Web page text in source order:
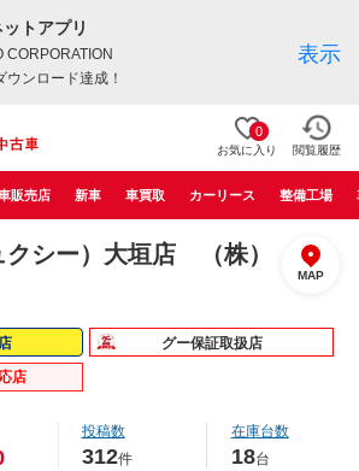
トアプリ
CORPORATION
ウンロード達成！
表示
0
お気に入り 閲覧履歴
販売店 新車 車買取 カーリース 整備工場
クシー）大垣店 （株）
MAP
グー保証取扱店
店
投稿数
312件
在庫台数
18台